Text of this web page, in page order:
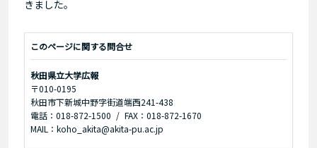
きました。
このページに関する問合せ
秋田県立大学広報
〒010-0195
秋田市下新城中野字街道端西241-438
電話：018-872-1500
FAX：018-872-1670
MAIL：koho_akita@akita-pu.ac.jp